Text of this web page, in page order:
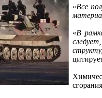
«Все
«В